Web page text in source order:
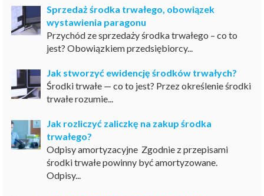
Sprzedaż środka trwałego, obowiązek
wystawienia paragonu
Przychód ze sprzedaży środka trwałego – co to
jest? Obowiązkiem przedsiębiorcy...
Jak stworzyć ewidencję środków trwałych?
Środki trwałe — co to jest? Przez określenie środki
trwałe rozumie...
Jak rozliczyć zaliczkę na zakup środka
trwałego?
Odpisy amortyzacyjne Zgodnie z przepisami
środki trwałe powinny być amortyzowane.
Odpisy...